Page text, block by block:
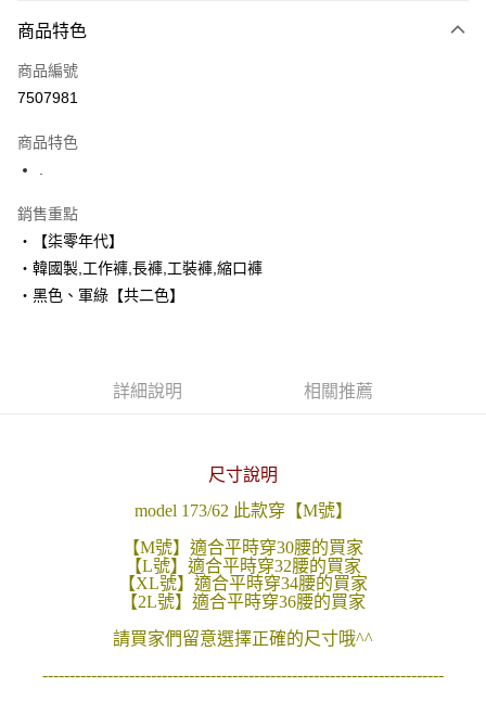
信用卡一次付款
超商取貨付款
街口支付
悠遊付
Google Pay
AFTEE先享後付是「在收到商品之後才付款」的支付方式。 讓您購物簡單
３．安心：先確認商品／服務後，再付款。
【「AFTEE先享後付」結帳流程】
結帳頁面，進行簡訊認證並確認金額後，即可完成結帳。
２．訂單成立數日內，您將收到繳費通知簡訊。
３．收到繳費通知簡訊後14天內，點擊此簡訊中的連結，可透過四大超商／
ATM／網路銀行／等多元方式進行付款，方視為交易完成。
※ 請注意：結帳手續完成當下不需立刻繳費，但若您需要取消訂單，請聯絡
購買商品的店家。未經商家同意取消之訂單仍視為有效，需透過AFTEE先享
每筆NT$80，滿NT$1,800(含以上)免運費
先付款後全家取貨
每筆NT$80，滿NT$1,800(含以上)免運費
每筆NT$80，滿NT$1,800(含以上)免運費
商品特色
商品編號
7507981
商品特色
銷售重點
‧【柒零年代】
‧韓國製,工作褲,長褲,工裝褲,縮口褲
‧黑色、軍綠【共二色】
詳細說明 相關推薦
尺寸說明
model 173/62 此款穿【M號】
【M號】適合平時穿30腰的買家
【L號】適合平時穿32腰的買家
【XL號】適合平時穿34腰的買家
【2L號】適合平時穿36腰的買家
請買家們留意選擇正確的尺寸哦^^
--------------------------------------------------------------------------